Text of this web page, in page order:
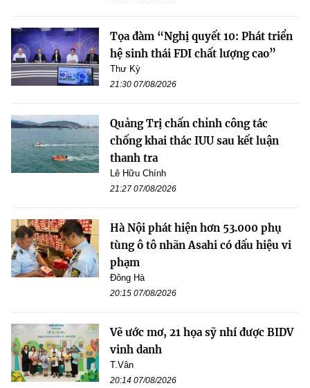
Tọa đàm “Nghị quyết 10: Phát triển
hệ sinh thái FDI chất lượng cao”
Thư Kỳ
21:30 07/08/2026
Quảng Trị chấn chỉnh công tác
chống khai thác IUU sau kết luận
thanh tra
Lê Hữu Chính
21:27 07/08/2026
Hà Nội phát hiện hơn 53.000 phụ
tùng ô tô nhãn Asahi có dấu hiệu vi
phạm
Đông Hà
20:15 07/08/2026
Vẽ ước mơ, 21 họa sỹ nhí được BIDV
vinh danh
T.Vân
20:14 07/08/2026